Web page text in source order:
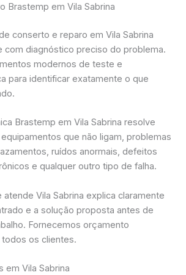
Brastemp em Vila Sabrina
conserto e reparo em Vila Sabrina
com diagnóstico preciso do problema.
modernos de teste e
para identificar exatamente o que
Brastemp em Vila Sabrina resolve
que não ligam, problemas
ruídos anormais, defeitos
e qualquer outro tipo de falha.
Vila Sabrina explica claramente
e a solução proposta antes de
Fornecemos orçamento
os clientes.
em Vila Sabrina